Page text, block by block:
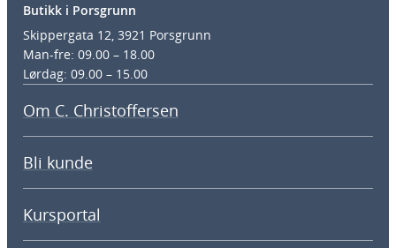
Butikk i Porsgrunn
Skippergata 12, 3921 Porsgrunn
Man-fre: 09.00 – 18.00
Lørdag: 09.00 – 15.00
Om C. Christoffersen
Bli kunde
Kursportal